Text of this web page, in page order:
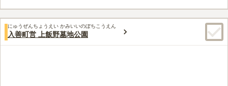
口コミ評価
みんなの評価
3.0 口コミ
50代男性
周辺には、宮野山というところに仏舎利塔があり、そこでもお参
にゅうぜんちょうえい かみいいのぼちこうえん
入善町営 上飯野墓地公園